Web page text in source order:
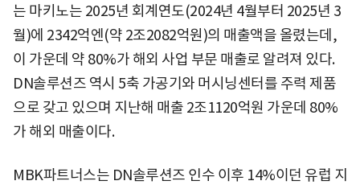
는 마키노는 2025년 회계연도(2024년 4월부터 2025년 3
월)에 2342억엔(약 2조2082억원)의 매출액을 올렸는데,
이 가운데 약 80%가 해외 사업 부문 매출로 알려져 있다.
DN솔루션즈 역시 5축 가공기와 머시닝센터를 주력 제품
으로 갖고 있으며 지난해 매출 2조1120억원 가운데 80%
가 해외 매출이다.
MBK파트너스는 DN솔루션즈 인수 이후 14%이던 유럽 지